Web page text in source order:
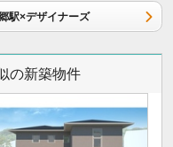
駅×デザイナーズ
の新築物件